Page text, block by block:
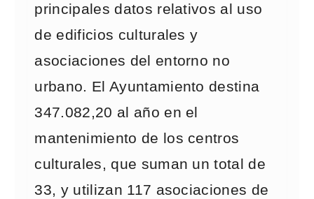
principales datos relativos al uso
de edificios culturales y
asociaciones del entorno no
urbano. El Ayuntamiento destina
347.082,20 al año en el
mantenimiento de los centros
culturales, que suman un total de
33, y utilizan 117 asociaciones de